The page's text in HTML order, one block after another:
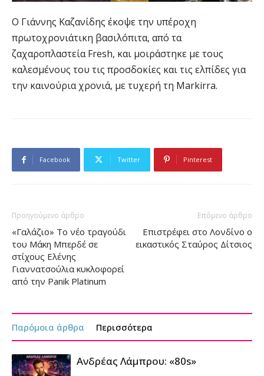
O Γιάννης Καζανίδης έκοψε την υπέροχη
πρωτοχρονιάτικη βασιλόπιτα, από τα
ζαχαροπλαστεία Fresh, και μοιράστηκε με τους
καλεσμένους του τις προσδοκίες και τις ελπίδες για
την καινούρια χρονιά, με τυχερή τη Markirra.
Facebook Twitter Pinterest
Προηγούμενο άρθρο
«Γαλάζιο» Το νέο τραγούδι
του Μάκη Μπερδέ σε
στίχους Ελένης
Γιαννατσούλια κυκλοφορεί
από την Panik Platinum
Επόμενο άρθρο
Επιστρέφει στο Λονδίνο ο
εικαστικός Σταύρος Δίτσιος
Παρόμοια άρθρα Περισσότερα
Ανδρέας Λάμπρου: «80s»